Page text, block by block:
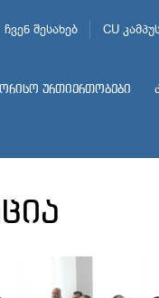
ჩვენ შესახებ CU
ურთიერთობები